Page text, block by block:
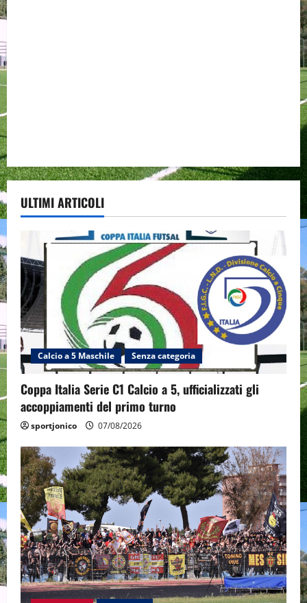
ULTIMI ARTICOLI
Calcio a 5 Maschile Senza categoria
Coppa Italia Serie C1 Calcio a 5, ufficializzati gli
accoppiamenti del primo turno
sportjonico 07/08/2026